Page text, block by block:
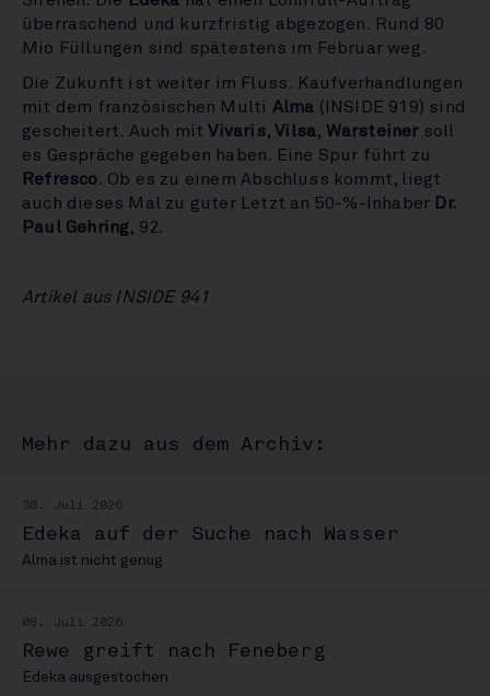
überraschend und kurzfristig abgezogen. Rund 80
Mio Füllungen sind spätestens im Februar weg.
Die Zukunft ist weiter im Fluss. Kaufverhandlungen
mit dem französischen Multi Alma (INSIDE 919) sind
gescheitert. Auch mitVivaris,Vilsa, Warsteiner soll
es Gespräche gegeben haben. Eine Spur führt zu
Refresco. Ob es zu einem Abschluss kommt, liegt
auch dieses Mal zu guter Letzt an 50-%-Inhaber Dr.
Paul Gehring, 92.
Artikel aus INSIDE 941
Mehr dazu aus dem Archiv:
30. Juli 2026
Edeka auf der Suche nach Wasser
Alma ist nicht genug
08. Juli 2026
Rewe greift nach Feneberg
Edeka ausgestochen